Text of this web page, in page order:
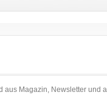
aus Magazin, Newsletter und